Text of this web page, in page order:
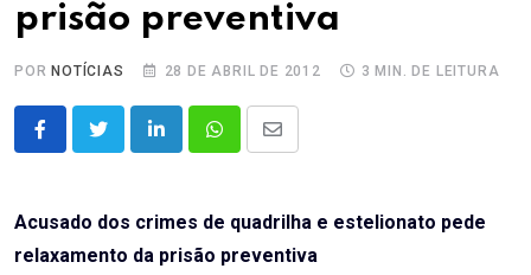
prisão preventiva
POR NOTÍCIAS 28 DE ABRIL DE 2012 3 MIN. DE LEITURA
LinkedInWhatsappShare
Email
Acusado dos crimes de quadrilha e estelionato pede
relaxamento da prisão preventiva